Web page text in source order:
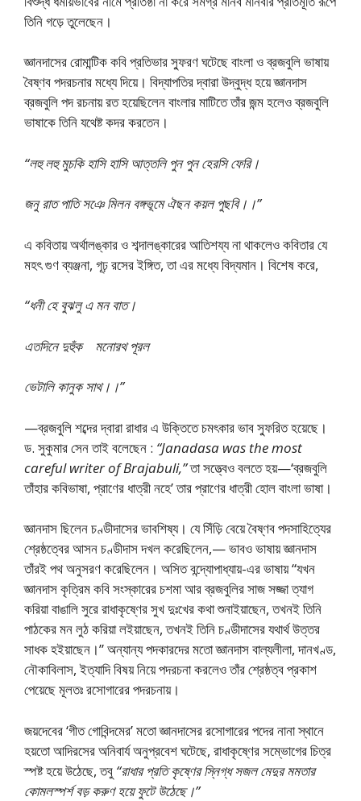
তিনি গড়ে তুলেছেন।
জ্ঞানদাসের রোমান্টিক কবি প্রতিভার স্ফুরণ ঘটেছে বাংলা ও ব্রজবুলি ভাষায়
বৈষ্ণব পদরচনার মধ্যে দিয়ে। বিদ্যাপতির দ্বারা উদ্বুদ্ধ হয়ে জ্ঞানদাস
ব্রজবুলি পদ রচনায় রত হয়েছিলেন বাংলার মাটিতে তাঁর জন্ম হলেও ব্রজবুলি
ভাষাকে তিনি যথেষ্ট কদর করতেন।
“লহু লহু মুচকি হাসি হাসি আত্তলি পুন পুন হেরসি ফেরি।
জনু রাত পাতি সঞে মিলন বঙ্গভূমে ঐছন কয়ল পুছবি।।”
এ কবিতায় অর্থালঙ্কার ও শব্দালঙ্কারের আতিশয্য না থাকলেও কবিতার যে
মহৎ গুণ ব্যঞ্জনা, গূঢ় রসের ইঙ্গিত, তা এর মধ্যে বিদ্যমান। বিশেষ করে,
“ধনী হে বুঝলু এ মন বাত।
এতদিনে দুহুঁক মনোরথ পূরল
ভেটালি কানুক সাথ।।”
—ব্রজবুলি শব্দের দ্বারা রাধার এ উক্তিতে চমৎকার ভাব স্ফুরিত হয়েছে।
ড. সুকুমার সেন তাই বলেছেন : “Janadasa was the most
careful writer of Brajabuli,”তা সত্ত্বেও বলতে হয়—‘ব্রজবুলি
তাঁহার কবিভাষা, প্রাণের ধাত্রী নহে’ তার প্রাণের ধাত্রী হোল বাংলা ভাষা।
জ্ঞানদাস ছিলেন চণ্ডীদাসের ভাবশিষ্য। যে সিঁড়ি বেয়ে বৈষ্ণব পদসাহিত্যের
শ্রেষ্ঠত্বের আসন চণ্ডীদাস দখল করেছিলেন,— ভাবও ভাষায় জ্ঞানদাস
তাঁরই পথ অনুসরণ করেছিলেন। অসিত বন্দ্যোপাধ্যায়-এর ভাষায় “যখন
জ্ঞানদাস কৃত্রিম কবি সংস্কারের চশমা আর ব্রজবুলির সাজ সজ্জা ত্যাগ
করিয়া বাঙালি সুরে রাধাকৃষ্ণের সুখ দুঃখের কথা শুনাইয়াছেন, তখনই তিনি
পাঠকের মন লুঠ করিয়া লইয়াছেন, তখনই তিনি চণ্ডীদাসের যথার্থ উত্তর
সাধক হইয়াছেন।” অন্যান্য পদকারদের মতো জ্ঞানদাস বাল্যলীলা, দানখণ্ড,
নৌকাবিলাস, ইত্যাদি বিষয় নিয়ে পদরচনা করলেও তাঁর শ্রেষ্ঠত্ব প্রকাশ
পেয়েছে মূলতঃ রসোগারের পদরচনায়।
জয়দেবের ‘গীত গোবিন্দমের’ মতো জ্ঞানদাসের রসোগারের পদের নানা স্থানে
হয়তো আদিরসের অনিবার্য অনুপ্রবেশ ঘটেছে, রাধাকৃষ্ণের সম্ভোগের চিত্র
স্পষ্ট হয়ে উঠেছে, তবু “রাধার প্রতি কৃষ্ণের স্নিগ্ধ সজল মেদুর মমতার
কোমলস্পর্শ বড় করুণ হয়ে ফুটে উঠেছে।”